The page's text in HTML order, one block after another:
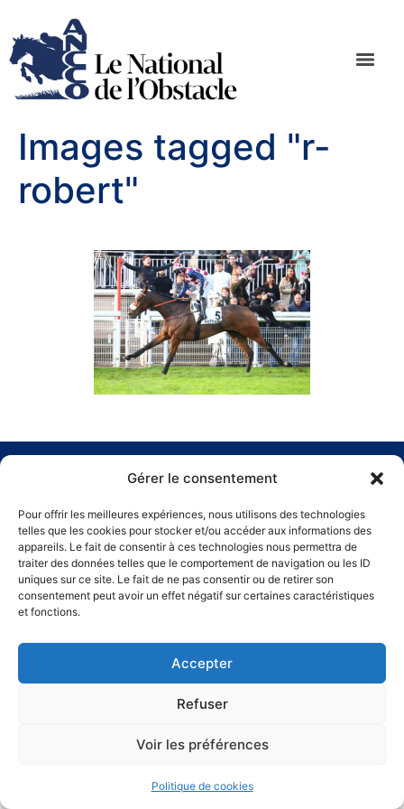
Gérer le consentement
Pour offrir les meilleures expériences, nous utilisons des technologies
telles que les cookies pour stocker et/ou accéder aux informations des
appareils. Le fait de consentir à ces technologies nous permettra de
traiter des données telles que le comportement de navigation ou les ID
uniques sur ce site. Le fait de ne pas consentir ou de retirer son
consentement peut avoir un effet négatif sur certaines caractéristiques
et fonctions.
Accepter
Refuser
Voir les préférences
Politique de cookies
Images tagged "r-
robert"
CONTACT
MENTIONS LÉGALES
POLITIQUE DE COOKIES (UE)
© National de l'Obstacle ANCCO | 2026